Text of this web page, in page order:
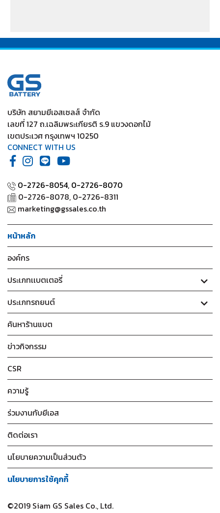
บริษัท สยามยีเอสเซลส์ จำกัด
เลขที่ 127 ถ.เฉลิมพระเกียรติ ร.9 แขวงดอกไม้
เขตประเวศ กรุงเทพฯ 10250
CONNECT WITH US
0-2726-8054, 0-2726-8070
0-2726-8078, 0-2726-8311
marketing@gssales.co.th
หน้าหลัก
องค์กร
ประเภทเเบตเตอรี่
ประเภทรถยนต์
ค้นหาร้านแบต
ข่าวกิจกรรม
CSR
ความรู้
ร่วมงานกับยีเอส
ติดต่อเรา
นโยบายความเป็นส่วนตัว
นโยบายการใช้คุกกี้
©2019 Siam GS Sales Co., Ltd.